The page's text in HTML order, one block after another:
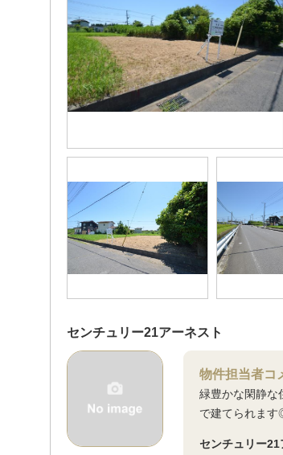
センチュリー21アーネスト
物件担当者コ
緑豊かな閑静な
で建てられま
センチュリー